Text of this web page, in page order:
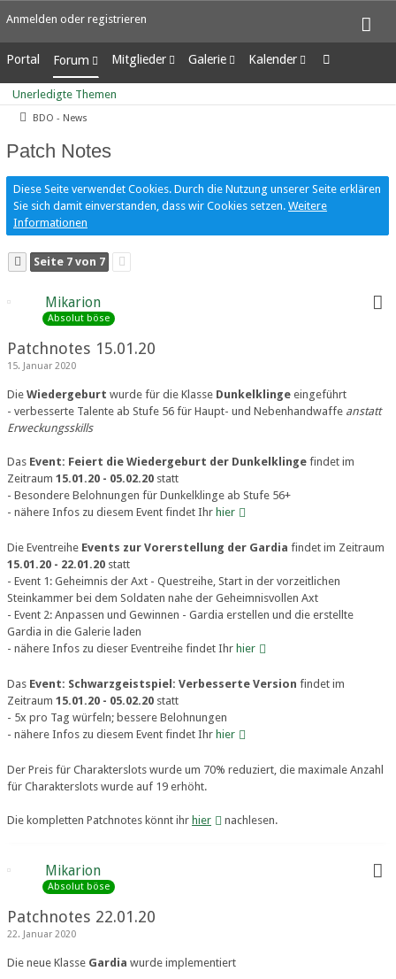
Anmelden oder registrieren
Portal Forum
Unerledigte Themen
Mitglieder
Letzte Aktivitäten
Benutzer online
Galerie
Alben
Bilder
Kalender
Wochenansicht
Tagesansicht
Unerledigte Themen
BDO - News
Patch Notes
Diese Seite verwendet Cookies. Durch die Nutzung unserer Seite erklären
Sie sich damit einverstanden, dass wir Cookies setzen. Weitere
Informationen
Seite 7 von 7
Mikarion
Absolut böse
Patchnotes 15.01.20
15. Januar 2020
Die Wiedergeburt wurde für die Klasse Dunkelklinge eingeführt
- verbesserte Talente ab Stufe 56 für Haupt- und Nebenhandwaffe anstatt
Erweckungsskills
Das Event: Feiert die Wiedergeburt der Dunkelklinge findet im
Zeitraum 15.01.20 - 05.02.20 statt
- Besondere Belohnungen für Dunkelklinge ab Stufe 56+
- nähere Infos zu diesem Event findet Ihr hier
Die Eventreihe Events zur Vorerstellung der Gardia findet im Zeitraum
15.01.20 - 22.01.20 statt
- Event 1: Geheimnis der Axt - Questreihe, Start in der vorzeitlichen
Steinkammer bei dem Soldaten nahe der Geheimnisvollen Axt
- Event 2: Anpassen und Gewinnen - Gardia erstellen und die erstellte
Gardia in die Galerie laden
- nähere Infos zu dieser Eventreihe findet Ihr hier
Das Event: Schwarzgeistspiel: Verbesserte Version findet im
Zeitraum 15.01.20 - 05.02.20 statt
- 5x pro Tag würfeln; bessere Belohnungen
- nähere Infos zu diesem Event findet Ihr hier
Der Preis für Charakterslots wurde um 70% reduziert, die maximale Anzahl
für Charakterslots wurde auf 19 erhöht.
Die kompletten Patchnotes könnt ihr hier nachlesen.
Mikarion
Absolut böse
Patchnotes 22.01.20
22. Januar 2020
Die neue Klasse Gardia wurde implementiert